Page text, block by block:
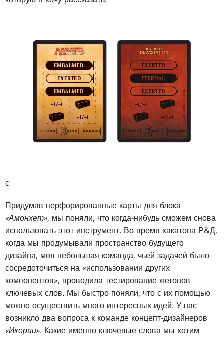
с
Придумав перфорированные карты для блока
«Амонхет», мы поняли, что когда-нибудь сможем снова
использовать этот инструмент. Во время хакатона Р&Д,
когда мы продумывали пространство будущего
дизайна, моя небольшая команда, чьей задачей было
сосредоточиться на «использовании других
компонентов», проводила тестирование жетонов
ключевых слов. Мы быстро поняли, что с их помощью
можно осуществить много интересных идей. У нас
возникло два вопроса к команде концепт-дизайнеров
«Икории». Какие именно ключевые слова мы хотим